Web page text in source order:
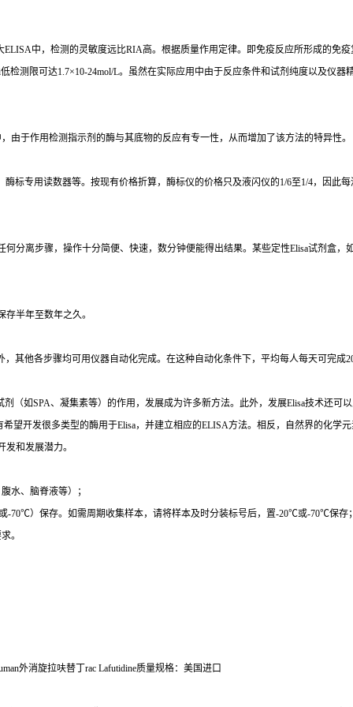
ELISA中，检测的灵敏度远比RIA高。根据质量作用定律。即免疫反应所形成的免
低检测限可达1.7×10-24mol/L。虽然在实际应用中由于反应条件和试剂纯度以及仪器
由于作用检测指示剂的酶与其底物的反应有专一性，从而增加了该方法的特异性。
标专用读数器等。按现有价格折算，酶标仪的价格只及液闪仪的1/6至1/4，因此
分离步骤，操作十分简便、快速，数分钟便能得出结果。某些定性Elisa试剂盒，
半年至数年之久。
其他各步骤均可用仪器自动化完成。在这种自动化条件下，平均每人每天可完成
剂（如SPA、凝集素等）的作用，发展成为许多新方法。此外，发展Elisa技术还可
望开发很多类型的酶用于Elisa，并建立相应的ELISA方法。相反，自然界的化学
和发展潜力。
水、脑脊液等）；
-70℃）保存。如需周期收集样本，请将样本及时分装标号后，置-20℃或-70℃保存
。
外消旋拉呋替丁rac Lafutidine质量规格：美国进口